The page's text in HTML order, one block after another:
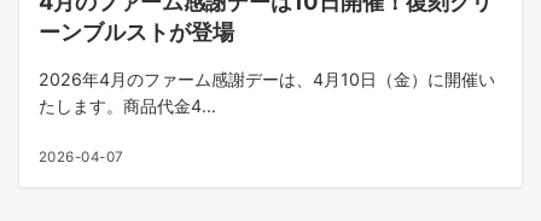
ーンブルストが登場
2026年4月のファーム感謝デーは、4月10日（金）に開催い
たします。商品代金4...
2026-04-07